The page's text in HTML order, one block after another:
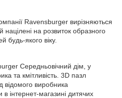
Ravensburger вирізняються
на розвиток образного
будь-якого віку.
Середньовічний дім, у
та кмітливість. 3D пазл
відомого виробника
інтернет-магазині дитячих